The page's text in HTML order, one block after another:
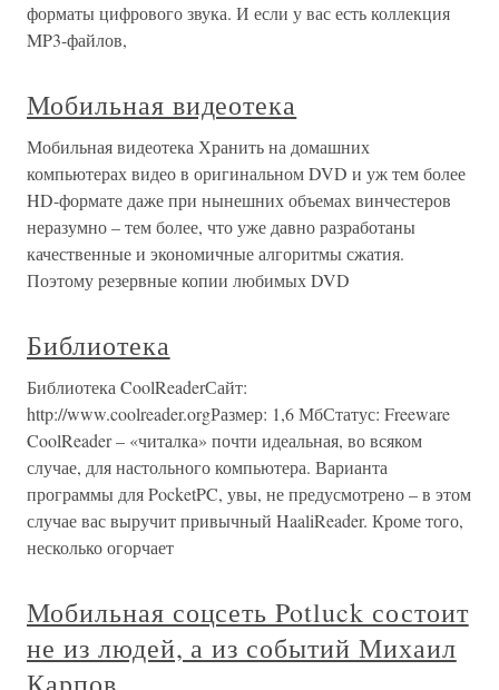
форматы цифрового звука. И если у вас есть коллекция
MP3-файлов,
Мобильная видеотека
Мобильная видеотека Хранить на домашних
компьютерах видео в оригинальном DVD и уж тем более
HD-формате даже при нынешних объемах винчестеров
неразумно – тем более, что уже давно разработаны
качественные и экономичные алгоритмы сжатия.
Поэтому резервные копии любимых DVD
Библиотека
Библиотека CoolReaderСайт:
http://www.coolreader.orgРазмер: 1,6 МбСтатус: Freeware
CoolReader – «читалка» почти идеальная, во всяком
случае, для настольного компьютера. Варианта
программы для PocketPC, увы, не предусмотрено – в этом
случае вас выручит привычный HaaliReader. Кроме того,
несколько огорчает
Мобильная соцсеть Potluck состоит
не из людей, а из событий Михаил